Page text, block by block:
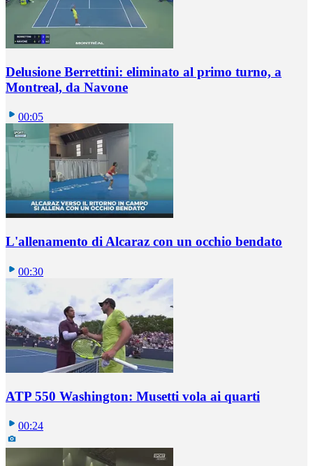
Delusione Berrettini: eliminato al primo turno, a
Montreal, da Navone
00:05
L'allenamento di Alcaraz con un occhio bendato
00:30
ATP 550 Washington: Musetti vola ai quarti
00:24